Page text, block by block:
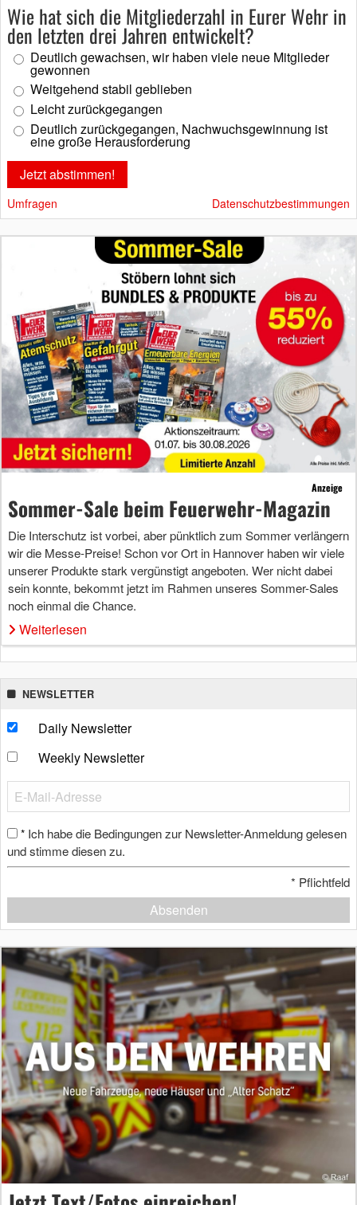
Wie hat sich die Mitgliederzahl in Eurer Wehr in
den letzten drei Jahren entwickelt?
Deutlich gewachsen, wir haben viele neue Mitglieder
gewonnen
Weitgehend stabil geblieben
Leicht zurückgegangen
Deutlich zurückgegangen, Nachwuchsgewinnung ist
eine große Herausforderung
Umfragen Datenschutzbestimmungen
Anzeige
Sommer-Sale beim Feuerwehr-Magazin
Die Interschutz ist vorbei, aber pünktlich zum Sommer verlängern
wir die Messe-Preise! Schon vor Ort in Hannover haben wir viele
unserer Produkte stark vergünstigt angeboten. Wer nicht dabei
sein konnte, bekommt jetzt im Rahmen unseres Sommer-Sales
noch einmal die Chance.
Weiterlesen
NEWSLETTER
Daily Newsletter
Weekly Newsletter
* Ich habe die Bedingungen zur Newsletter-Anmeldung gelesen
und stimme diesen zu.
* Pflichtfeld
Absenden